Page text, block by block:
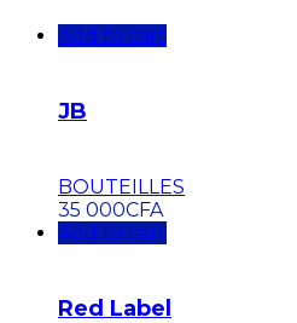
Add to cart
JB
BOUTEILLES
35 000CFA
Add to cart
Red Label